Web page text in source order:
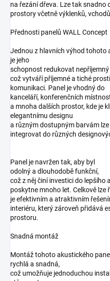
na řezání dřeva. Lze tak snadno
prostory včetně výklenků,
Přednosti panelů WALL Concept
Jednou z hlavních výhod tohoto
je jeho
schopnost redukovat nepříjemný
což vytváří příjemné a tiché
komunikaci. Panel je vhodný do
kanceláří, konferenčních
a mnoha dalších prostor, kde je
elegantnímu designu
a různým dostupným barvám
integrovat do různých
Panel je navržen tak, aby byl
odolný a dlouhodobě funkční,
což z něj činí investici do
poskytne mnoho let. Celkově lze
je efektivním a atraktivním
interiéru, který zároveň přidává
prostoru.
Snadná montáž
Montáž tohoto akustického
rychlá a snadná,
což umožňuje jednoduchou